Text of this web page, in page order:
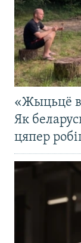
«Жыцьцё
Як
цяпер